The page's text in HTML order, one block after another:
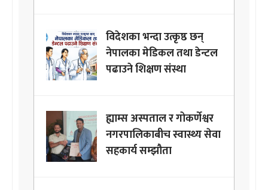
विदेशका भन्दा उत्कृष्ठ छन्
नेपालका मेडिकल तथा डेन्टल
पढाउने शिक्षण संस्था
ह्याम्स अस्पताल र गोकर्णेश्वर
नगरपालिकाबीच स्वास्थ्य सेवा
सहकार्य सम्झौता